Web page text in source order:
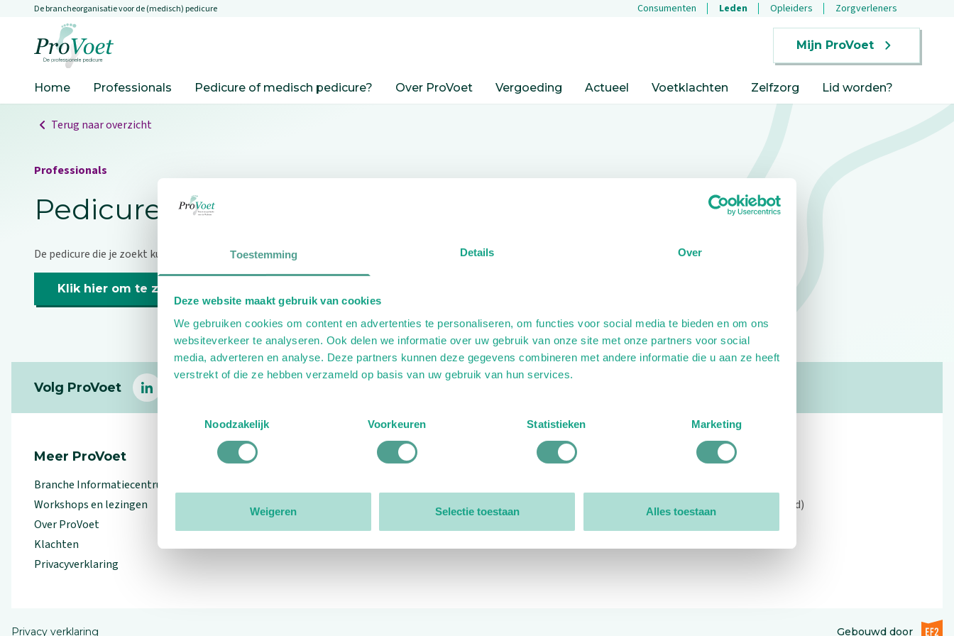
Toestemming Details Over
Deze website maakt gebruik van cookies
We gebruiken cookies om content en advertenties te personaliseren, om functies voor social media te bieden en om ons
websiteverkeer te analyseren. Ook delen we informatie over uw gebruik van onze site met onze partners voor social
media, adverteren en analyse. Deze partners kunnen deze gegevens combineren met andere informatie die u aan ze heeft
verstrekt of die ze hebben verzameld op basis van uw gebruik van hun services.
Noodzakelijk
Voorkeuren Statistieken Marketing
Weigeren Selectie toestaan Alles toestaan
Overslaan en naar de inhoud gaan
De brancheorganisatie voor de (medisch) pedicure Consumenten Leden Opleiders Zorgverleners
Mijn ProVoet
Home Professionals Pedicure of medisch pedicure? Over ProVoet Vergoeding Actueel Voetklachten Zelfzorg Lid worden?
Terug naar overzicht
Professionals
Pedicure niet gevonden
De pedicure die je zoekt kunnen we niet vinden.
Klik hier om te zoeken naar een andere pedicure.
Volg ProVoet
linkedin
Meer ProVoet
Branche Informatiecentrum
Workshops en lezingen
Over ProVoet
Klachten
Privacyverklaring
Organisatie
Open: 09:00 - 12:30 (alleen ochtend)
Privacy verklaring Gebouwd doorEF2